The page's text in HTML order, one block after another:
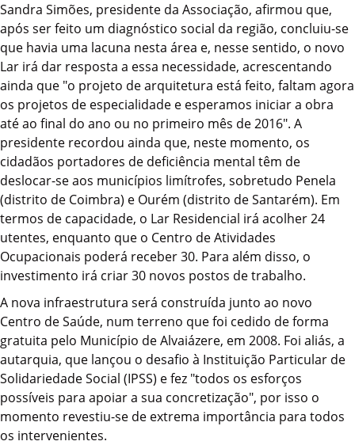
Sandra Simões, presidente da Associação, afirmou que,
após ser feito um diagnóstico social da região, concluiu-se
que havia uma lacuna nesta área e, nesse sentido, o novo
Lar irá dar resposta a essa necessidade, acrescentando
ainda que "o projeto de arquitetura está feito, faltam agora
os projetos de especialidade e esperamos iniciar a obra
até ao final do ano ou no primeiro mês de 2016". A
presidente recordou ainda que, neste momento, os
cidadãos portadores de deficiência mental têm de
deslocar-se aos municípios limítrofes, sobretudo Penela
(distrito de Coimbra) e Ourém (distrito de Santarém). Em
termos de capacidade, o Lar Residencial irá acolher 24
utentes, enquanto que o Centro de Atividades
Ocupacionais poderá receber 30. Para além disso, o
investimento irá criar 30 novos postos de trabalho.
A nova infraestrutura será construída junto ao novo
Centro de Saúde, num terreno que foi cedido de forma
gratuita pelo Município de Alvaiázere, em 2008. Foi aliás, a
autarquia, que lançou o desafio à Instituição Particular de
Solidariedade Social (IPSS) e fez "todos os esforços
possíveis para apoiar a sua concretização", por isso o
momento revestiu-se de extrema importância para todos
os intervenientes.